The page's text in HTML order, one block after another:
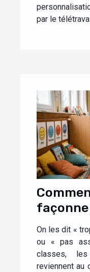
par le
aux
On les dit «
ou « pas
classes,
reviennent au